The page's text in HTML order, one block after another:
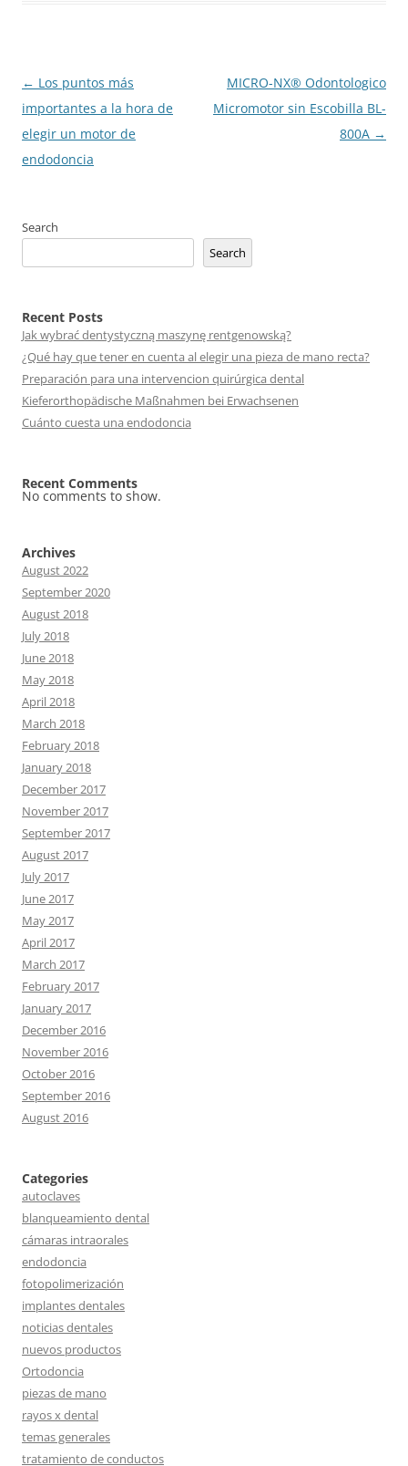
Post
navigation
← Los puntos más
importantes a la hora de
elegir un motor de
endodoncia
MICRO-NX® Odontologico
Micromotor sin Escobilla BL-
800A →
Search
Search
Recent Posts
Jak wybrać dentystyczną maszynę rentgenowską?
¿Qué hay que tener en cuenta al elegir una pieza de mano recta?
Preparación para una intervencion quirúrgica dental
Kieferorthopädische Maßnahmen bei Erwachsenen
Cuánto cuesta una endodoncia
Recent Comments
No comments to show.
Archives
August 2022
September 2020
August 2018
July 2018
June 2018
May 2018
April 2018
March 2018
February 2018
January 2018
December 2017
November 2017
September 2017
August 2017
July 2017
June 2017
May 2017
April 2017
March 2017
February 2017
January 2017
December 2016
November 2016
October 2016
September 2016
August 2016
Categories
autoclaves
blanqueamiento dental
cámaras intraorales
endodoncia
fotopolimerización
implantes dentales
noticias dentales
nuevos productos
Ortodoncia
piezas de mano
rayos x dental
temas generales
tratamiento de conductos